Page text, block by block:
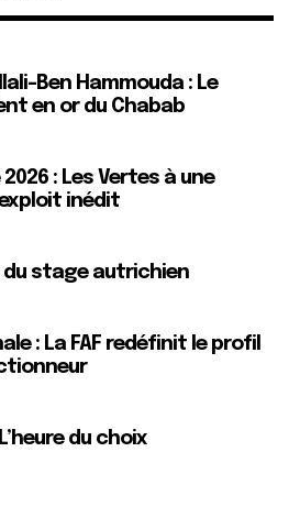
Ben Hammouda : Le
en or du Chabab
: Les Vertes à une
inédit
du stage autrichien
: La FAF redéfinit le profil
du choix